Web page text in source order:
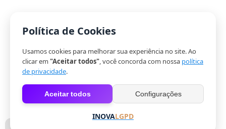
Política de Cookies
Usamos cookies para melhorar sua experiência no site. Ao
clicar em "Aceitar todos", você concorda com nossa política
de privacidade.
Aceitar todos Configurações
INOVALGPD